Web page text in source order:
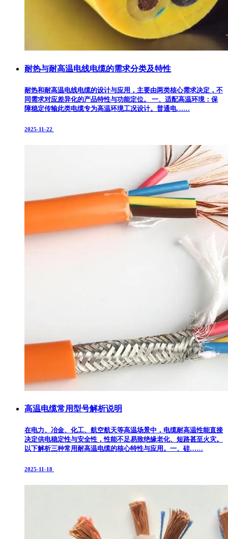
耐热与耐高温电线电缆的需求分类及特性​
耐热和耐高温电线电缆的设计与应用，主要由两类核心需求决定，不
同需求对应差异化的产品特性与功能定位。 ​ 一、适配高温环境：保
障稳定传输​ 此类电缆专为高温环境工况设计。普通电……
2025-11-22
高温电缆常用型号解析说明
在电力、冶金、化工、航空航天等高温场景中，电缆耐高温性能直接
决定供电稳定性与安全性，性能不足易致绝缘老化、短路甚至火灾。
以下解析三种常用耐高温电缆的核心特性与应用。​ 一、硅……
2025-11-18